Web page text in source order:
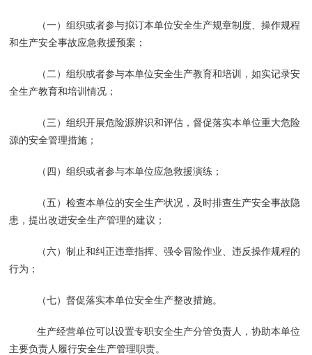
（一）组织或者参与拟订本单位安全生产规章制度、操作规程
和生产安全事故应急救援预案；
（二）组织或者参与本单位安全生产教育和培训，如实记录安
全生产教育和培训情况；
（三）组织开展危险源辨识和评估，督促落实本单位重大危险
源的安全管理措施；
（四）组织或者参与本单位应急救援演练；
（五）检查本单位的安全生产状况，及时排查生产安全事故隐
患，提出改进安全生产管理的建议；
（六）制止和纠正违章指挥、强令冒险作业、违反操作规程的
行为；
（七）督促落实本单位安全生产整改措施。
生产经营单位可以设置专职安全生产分管负责人，协助本单位
主要负责人履行安全生产管理职责。